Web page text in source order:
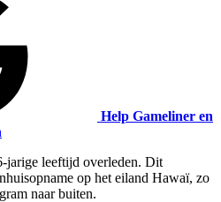
Help Gameliner en
jarige leeftijd overleden. Dit
op het eiland Hawaï, zo
naar buiten.